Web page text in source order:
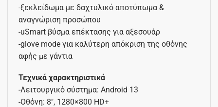
-ξεκλείδωμα με δαχτυλικό αποτύπωμα &
αναγνώριση προσώπου
-uSmart βύσμα επέκτασης για αξεσουάρ
-glove mode για καλύτερη απόκριση της οθόνης
αφής με γάντια
Τεχνικά χαρακτηριστικά
-Λειτουργικό σύστημα: Android 13
-Οθόνη: 8″, 1280×800 HD+